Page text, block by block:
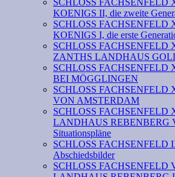
KOENIGS II, die zweite
SCHLOSS FACHSENFELD
KOENIGS I, die erste
SCHLOSS FACHSENFELD
ZANTHS LANDHAUS
SCHLOSS FACHSENFELD
BEI MÖGGLINGEN
SCHLOSS FACHSENFELD
VON AMSTERDAM
SCHLOSS FACHSENFELD
LANDHAUS REBENBERG
Situationspläne
SCHLOSS FACHSENFELD
Abschiedsbilder
SCHLOSS FACHSENFELD